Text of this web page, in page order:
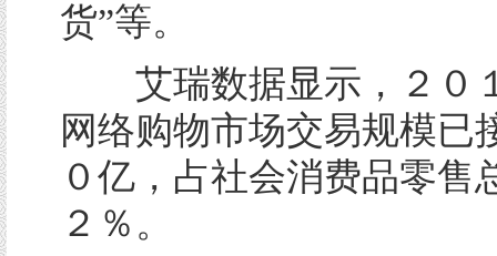
货”等。
艾瑞数据显示，２０
网络购物市场交易规模已
０亿，占社会消费品零售
２％。